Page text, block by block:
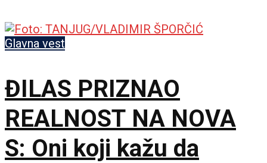
Glavna vest
ĐILAS PRIZNAO
REALNOST NA NOVA
S: Oni koji kažu da